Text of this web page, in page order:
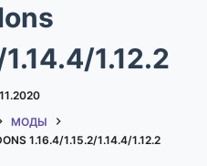
1.12.2
МОДЫ
1.16.4/1.15.2/1.14.4/1.12.2